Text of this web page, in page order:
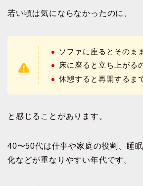
若い頃は気にならなかったのに、
ソファに座るとそのま
床に座ると立ち上がる
休憩すると再開するま
と感じることがあります。
40〜50代は仕事や家庭の役割、睡
化などが重なりやすい年代です。